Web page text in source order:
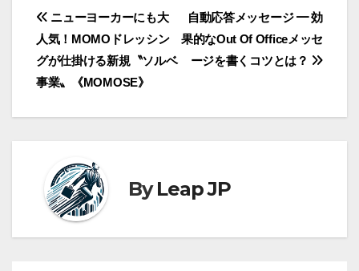
投
稿
ナ
ビ
ー
シ
自動応答メッセージ ━ 効
果的なOut Of Officeメッセ
ージを書くコツとは？
ニューヨーカーにも大
人気！MOMOドレッシン
グが仕掛ける新規〝ソルベ
事業〟《MOMOSE》
ByLeap JP